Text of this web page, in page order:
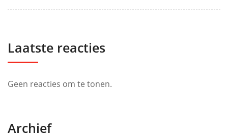
Laatste reacties
Geen reacties om te tonen.
Archief